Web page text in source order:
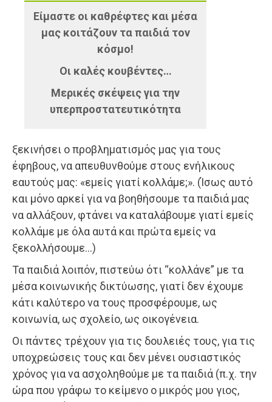
Είμαστε οι καθρέφτες και μέσα
μας κοιτάζουν τα παιδιά τον
κόσμο!
Οι καλές κουβέντες…
Μερικές σκέψεις για την
υπερπροστατευτικότητα
ξεκινήσει ο προβληματισμός μας για τους
έφηβους, να απευθυνθούμε στους ενήλικους
εαυτούς μας: «εμείς γιατί κολλάμε;». (Ίσως αυτό
και μόνο αρκεί για να βοηθήσουμε τα παιδιά μας
να αλλάξουν, φτάνει να καταλάβουμε γιατί εμείς
κολλάμε με όλα αυτά και πρώτα εμείς να
ξεκολλήσουμε…)
Τα παιδιά λοιπόν, πιστεύω ότι “κολλάνε” με τα
μέσα κοινωνικής δικτύωσης, γιατί δεν έχουμε
κάτι καλύτερο να τους προσφέρουμε, ως
κοινωνία, ως σχολείο, ως οικογένεια.
Οι πάντες τρέχουν για τις δουλειές τους, για τις
υποχρεώσεις τους και δεν μένει ουσιαστικός
χρόνος για να ασχοληθούμε με τα παιδιά (π.χ. την
ώρα που γράφω το κείμενο ο μικρός μου γιος,